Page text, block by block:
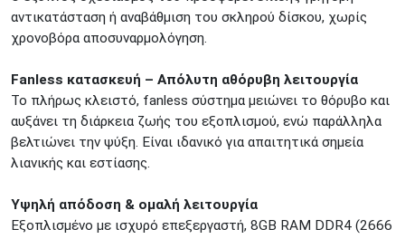
αντικατάσταση ή αναβάθμιση του σκληρού δίσκου, χωρίς
χρονοβόρα αποσυναρμολόγηση.
Fanless κατασκευή – Απόλυτη αθόρυβη λειτουργία
Το πλήρως κλειστό, fanless σύστημα μειώνει το θόρυβο και
αυξάνει τη διάρκεια ζωής του εξοπλισμού, ενώ παράλληλα
βελτιώνει την ψύξη. Είναι ιδανικό για απαιτητικά σημεία
λιανικής και εστίασης.
Υψηλή απόδοση & ομαλή λειτουργία
Εξοπλισμένο με ισχυρό επεξεργαστή, 8GB RAM DDR4 (2666